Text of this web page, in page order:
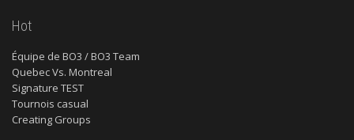
Hot
Équipe de BO3 / BO3 Team
Quebec Vs. Montreal
Signature TEST
Tournois casual
Creating Groups